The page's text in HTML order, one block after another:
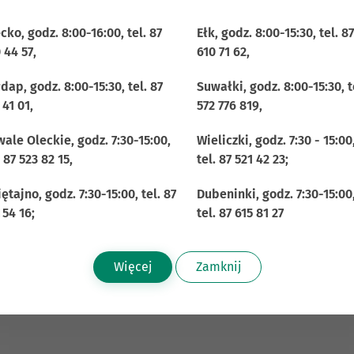
wchodzą:
Rady Nadzorczej
godz. 8:00-16:00, tel. 87
44 57,
godz. 8:00-15:30, tel. 87
01,
Oleckie, godz. 7:30-15:00,
523 82 15,
godz. 7:30-15:00, tel. 87
54 16;
Ełk, godz. 8:00-15:30, tel. 87
610 71 62,
Suwałki, godz. 8:00-15:30,
572 776 819,
Wieliczki, godz. 7:30 -
tel. 87 521 42 23;
Dubeninki, godz. 7:30-
tel. 87 615 81 27
Więcej Zamknij